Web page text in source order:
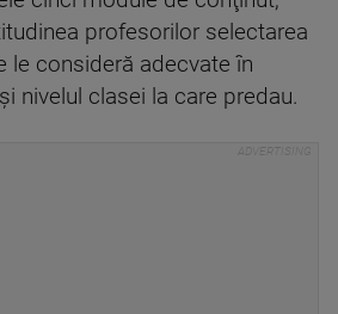
profesorilor selectarea
le consideră adecvate în
nivelul clasei la care predau.